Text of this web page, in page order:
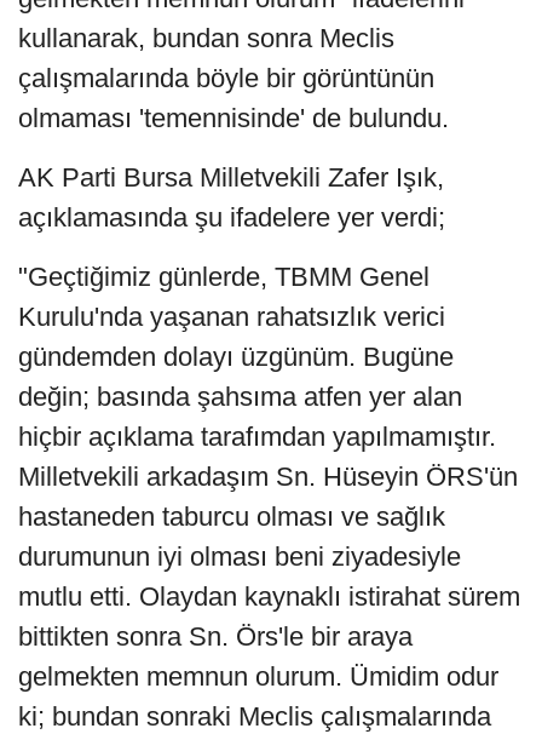
kullanarak, bundan sonra Meclis
çalışmalarında böyle bir görüntünün
olmaması 'temennisinde' de bulundu.
AK Parti Bursa Milletvekili Zafer Işık,
açıklamasında şu ifadelere yer verdi;
"Geçtiğimiz günlerde, TBMM Genel
Kurulu'nda yaşanan rahatsızlık verici
gündemden dolayı üzgünüm. Bugüne
değin; basında şahsıma atfen yer alan
hiçbir açıklama tarafımdan yapılmamıştır.
Milletvekili arkadaşım Sn. Hüseyin ÖRS'ün
hastaneden taburcu olması ve sağlık
durumunun iyi olması beni ziyadesiyle
mutlu etti. Olaydan kaynaklı istirahat sürem
bittikten sonra Sn. Örs'le bir araya
gelmekten memnun olurum. Ümidim odur
ki; bundan sonraki Meclis çalışmalarında